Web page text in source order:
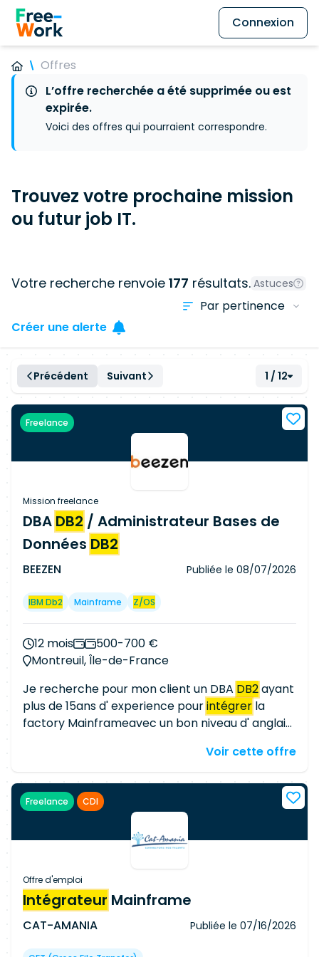
Connexion
Offres
L’offre recherchée a été supprimée ou est
expirée.
Voici des offres qui pourraient correspondre.
Trouvez votre prochaine mission
ou futur job IT.
Votre recherche renvoie 177 résultats. Astuces
Créer une alerte
Précédent Suivant 1 / 12
Freelance
Mission freelance
DBA DB2 / Administrateur Bases de
Données DB2
BEEZEN Publiée le 08/07/2026
IBM Db2 Mainframe Z/OS
12 mois
500-700 €
Montreuil, Île-de-France
Je recherche pour mon client un DBA DB2ayant
plus de 15ans d' experience pourintégrer la
factory Mainframeavec un bon niveau d' anglais
. Administration des bases
restauration. Développements et améliorations
des outils spécifiques intra et/ou inter équipe.
et international (Etudes: conception et
Diagnostic de niveau 2. Garantir l'assurance
qualité des nouvelles applications (faisabilité et
performance) Documentation (procédures,
comptes-rendus,…) Veille technologique : guide
utilisateurs, séminaire,
Voir cette offre
Freelance CDI
Offre d'emploi
Intégrateur Mainframe
CAT-AMANIA Publiée le 07/16/2026